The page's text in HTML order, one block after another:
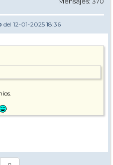
del 12-01-2025 18:36